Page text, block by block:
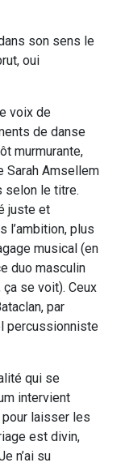
son sens le
oui
voix de
de danse
murmurante,
Sarah Amsellem
selon le titre.
juste et
l’ambition, plus
musical (en
duo masculin
ça se voit). Ceux
par
percussionniste
qui se
intervient
laisser les
est divin,
n’ai su